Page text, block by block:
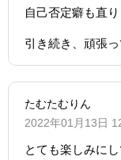
自己否定癖も直
引き続き、頑張っ
たむたむりん
2022年01月13日
とても楽しみにし